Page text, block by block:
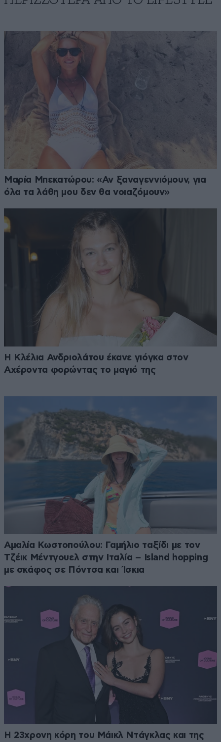
Μαρία Μπεκατώρου: «Αν ξαναγεννιόμουν, για
όλα τα λάθη μου δεν θα νοιαζόμουν»
Η Κλέλια Ανδριολάτου έκανε γιόγκα στον
Αχέροντα φορώντας το μαγιό της
Αμαλία Κωστοπούλου: Γαμήλιο ταξίδι με τον
Τζέικ Μέντγουελ στην Ιταλία – Island hopping
με σκάφος σε Πόντσα και Ίσκια
Η 23χρονη κόρη τoυ Μάικλ Ντάγκλας και της